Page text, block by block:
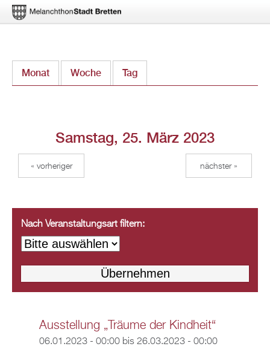
zum
Monat Woche Tag
Samstag, 25. März 2023
« vorheriger nächster »
Nach Veranstaltungsart filtern:
Ausstellung „Träume der Kindheit“
06.01.2023 - 00:00bis 26.03.2023 - 00:00